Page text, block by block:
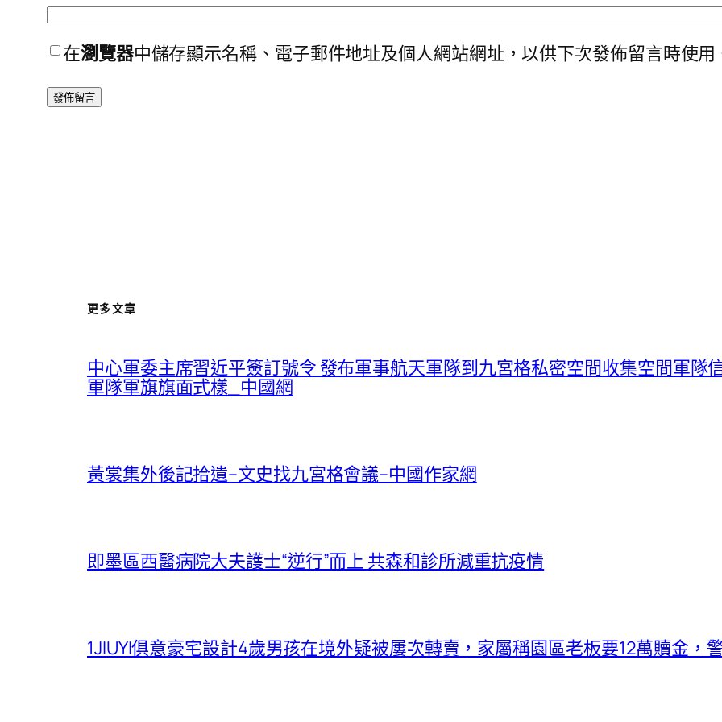
在瀏覽器中儲存顯示名稱、電子郵件地址及個人網站網址，以供下次發佈留言時使用
更多文章
中心軍委主席習近平簽訂號令 發布軍事航天軍隊到九宮格私密空間收集空間軍隊
軍隊軍旗旗面式樣_中國網
黃裳集外後記拾遺–文史找九宮格會議–中國作家網
即墨區西醫病院大夫護士“逆行”而上 共森和診所減重抗疫情
1JIUYI俱意豪宅設計4歲男孩在境外疑被屢次轉賣，家屬稱園區老板要12萬贖金，